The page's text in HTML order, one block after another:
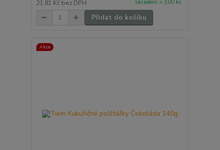
21,81 Kč bez DPH Skladem > 100 ks
Přidat do košíku
Akce